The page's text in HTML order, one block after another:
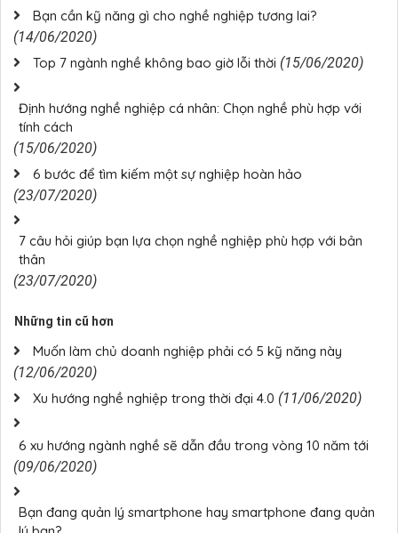
Bạn cần kỹ năng gì cho nghề nghiệp tương lai?
(14/06/2020)
Top 7 ngành nghề không bao giờ lỗi thời (15/06/2020)
Định hướng nghề nghiệp cá nhân: Chọn nghề phù hợp với
tính cách
(15/06/2020)
6 bước để tìm kiếm một sự nghiệp hoàn hảo
(23/07/2020)
7 câu hỏi giúp bạn lựa chọn nghề nghiệp phù hợp với bản
thân
(23/07/2020)
Những tin cũ hơn
Muốn làm chủ doanh nghiệp phải có 5 kỹ năng này
(12/06/2020)
Xu hướng nghề nghiệp trong thời đại 4.0 (11/06/2020)
6 xu hướng ngành nghề sẽ dẫn đầu trong vòng 10 năm tới
(09/06/2020)
Bạn đang quản lý smartphone hay smartphone đang quản